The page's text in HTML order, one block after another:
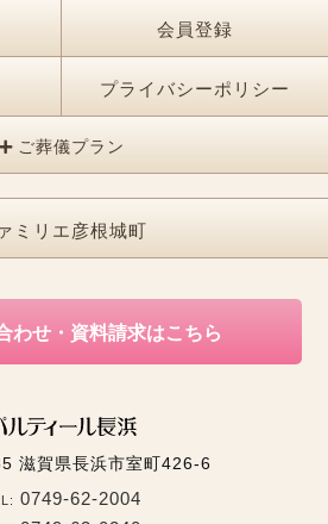
会員登録
プライバシーポリシー
ご葬儀プラン
ミリエ彦根城町
わせ・資料請求はこちら
滋賀県長浜市室町426-6
0749-62-2004